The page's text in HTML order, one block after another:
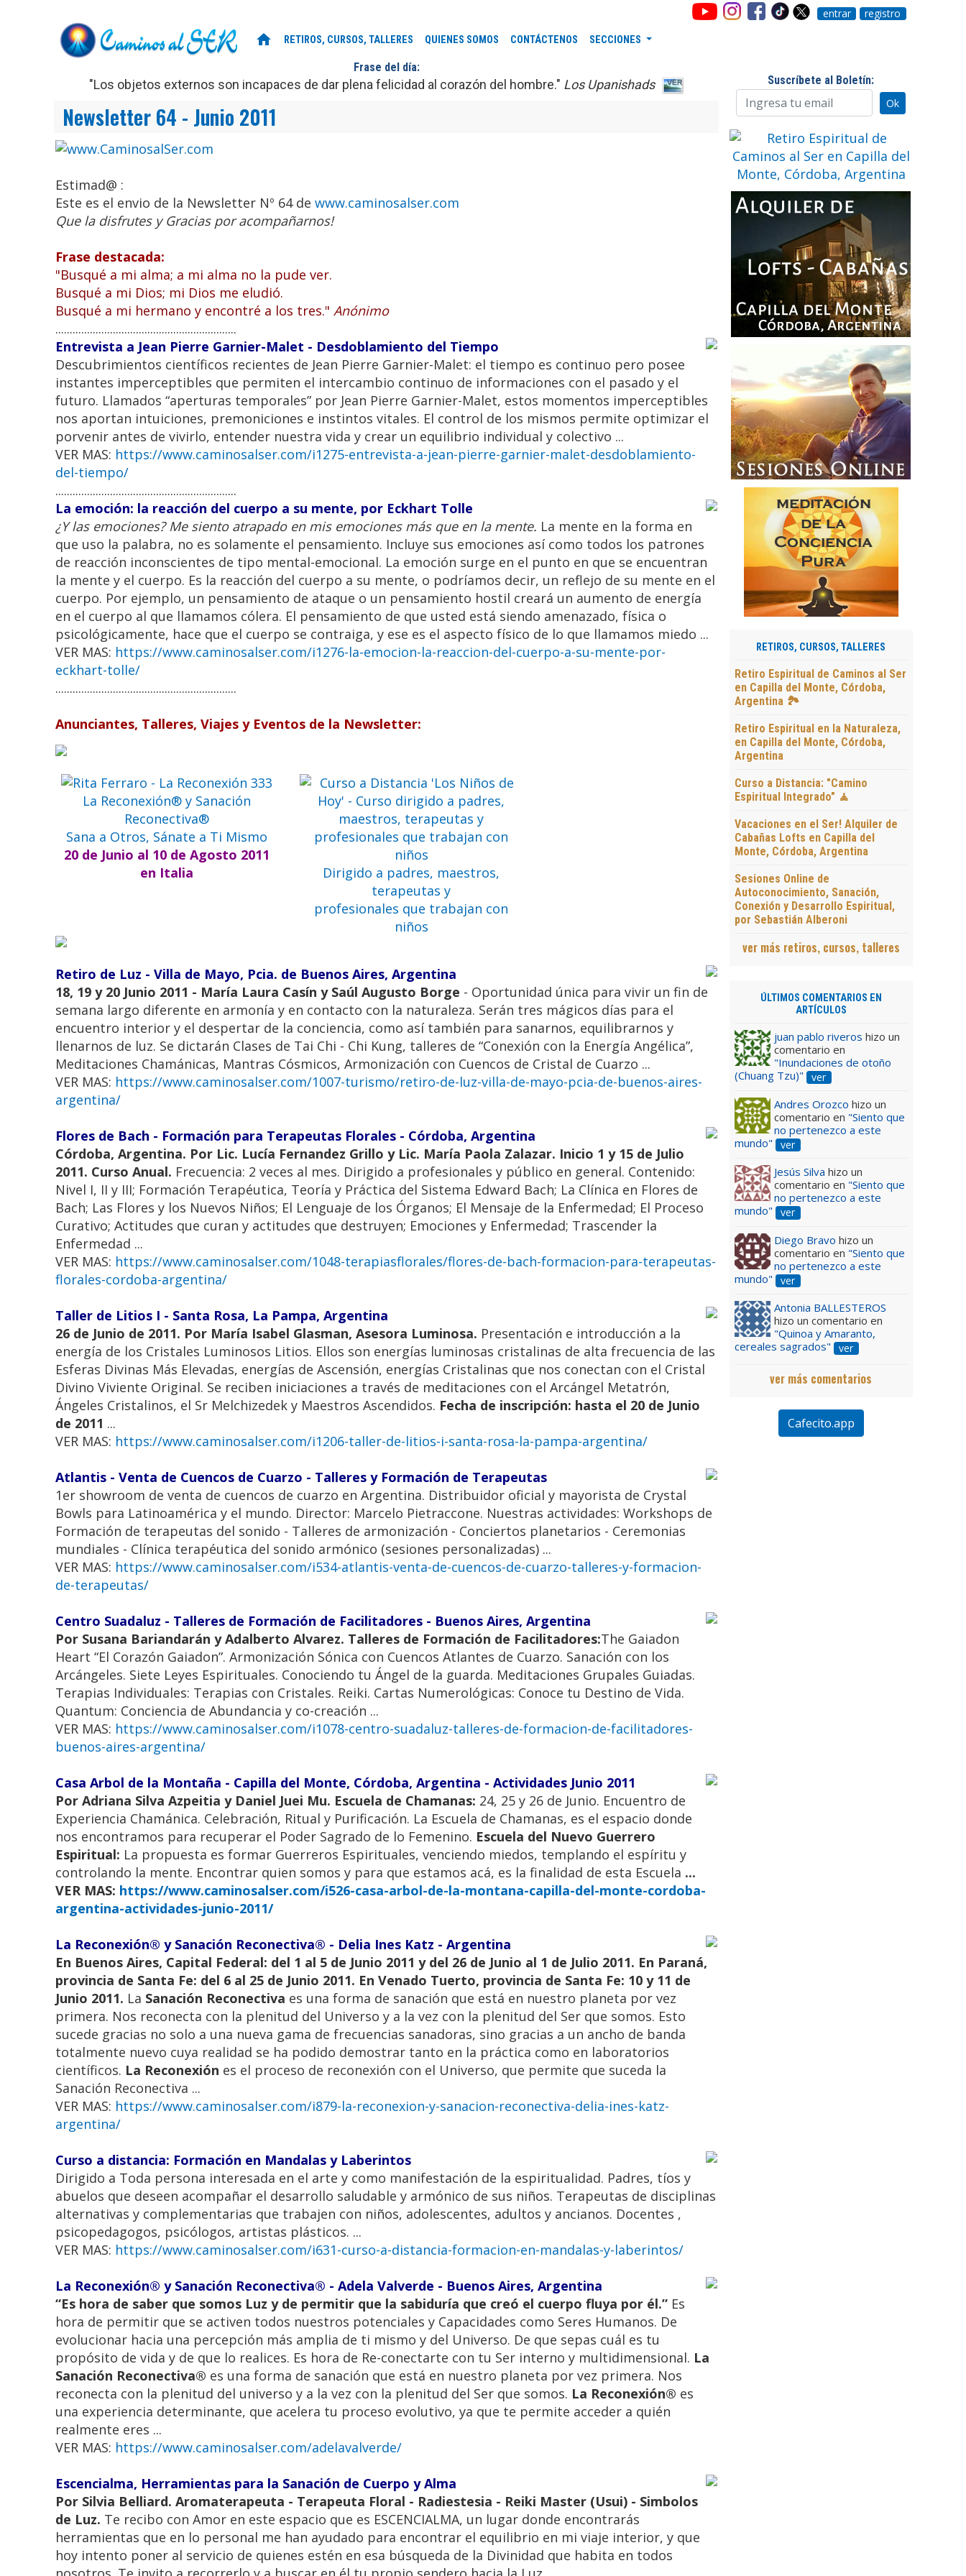
entrar registro
home RETIROS, CURSOS, TALLERES QUIENES SOMOS CONTÁCTENOS SECCIONES
Frase del día:
"Los objetos externos son incapaces de dar plena felicidad al corazón del hombre." Los Upanishads
Newsletter 64 - Junio 2011
Estimad@ :
Este es el envio de la Newsletter Nº 64 dewww.caminosalser.com
Que la disfrutes y Gracias por acompañarnos!
Frase destacada:
"Busqué a mi alma; a mi alma no la pude ver.
Busqué a mi Dios; mi Dios me eludió.
Busqué a mi hermano y encontré a los tres."Anónimo
...............................................................
Entrevista a Jean Pierre Garnier-Malet - Desdoblamiento del Tiempo
Descubrimientos científicos recientes de Jean Pierre Garnier-Malet: el tiempo es continuo pero posee
instantes imperceptibles que permiten el intercambio continuo de informaciones con el pasado y el
futuro. Llamados “aperturas temporales” por Jean Pierre Garnier-Malet, estos momentos imperceptibles
nos aportan intuiciones, premoniciones e instintos vitales. El control de los mismos permite optimizar el
porvenir antes de vivirlo, entender nuestra vida y crear un equilibrio individual y colectivo ...
VER MAS: https://www.caminosalser.com/i1275-entrevista-a-jean-pierre-garnier-malet-desdoblamiento-
del-tiempo/
...............................................................
La emoción: la reacción del cuerpo a su mente, por Eckhart Tolle
¿Y las emociones? Me siento atrapado en mis emociones más que en la mente. La mente en la forma en
que uso la palabra, no es solamente el pensamiento. Incluye sus emociones así como todos los patrones
de reacción inconscientes de tipo mental-emocional. La emoción surge en el punto en que se encuentran
la mente y el cuerpo. Es la reacción del cuerpo a su mente, o podríamos decir, un reflejo de su mente en el
cuerpo. Por ejemplo, un pensamiento de ataque o un pensamiento hostil creará un aumento de energía
en el cuerpo al que llamamos cólera. El pensamiento de que usted está siendo amenazado, física o
psicológicamente, hace que el cuerpo se contraiga, y ese es el aspecto físico de lo que llamamos miedo ...
VER MAS: https://www.caminosalser.com/i1276-la-emocion-la-reaccion-del-cuerpo-a-su-mente-por-
eckhart-tolle/
...............................................................
Anunciantes, Talleres, Viajes y Eventos de la Newsletter:
La Reconexión® y Sanación
Reconectiva®
Sana a Otros, Sánate a Ti Mismo
20 de Junio al 10 de Agosto 2011
en Italia
Dirigido a padres, maestros,
terapeutas y
profesionales que trabajan con
niños
Retiro de Luz - Villa de Mayo, Pcia. de Buenos Aires, Argentina
18, 19 y 20 Junio 2011 - María Laura Casín y Saúl Augusto Borge - Oportunidad única para vivir un fin de
semana largo diferente en armonía y en contacto con la naturaleza. Serán tres mágicos días para el
encuentro interior y el despertar de la conciencia, como así también para sanarnos, equilibrarnos y
llenarnos de luz. Se dictarán Clases de Tai Chi - Chi Kung, talleres de “Conexión con la Energía Angélica”,
Meditaciones Chamánicas, Mantras Cósmicos, Armonización con Cuencos de Cristal de Cuarzo ...
VER MAS: https://www.caminosalser.com/1007-turismo/retiro-de-luz-villa-de-mayo-pcia-de-buenos-aires-
argentina/
Flores de Bach - Formación para Terapeutas Florales - Córdoba, Argentina
Córdoba, Argentina. Por Lic. Lucía Fernandez Grillo y Lic. María Paola Zalazar. Inicio 1 y 15 de Julio
2011. Curso Anual. Frecuencia: 2 veces al mes. Dirigido a profesionales y público en general. Contenido:
Nivel I, II y III; Formación Terapéutica, Teoría y Práctica del Sistema Edward Bach; La Clínica en Flores de
Bach; Las Flores y los Nuevos Niños; El Lenguaje de los Órganos; El Mensaje de la Enfermedad; El Proceso
Curativo; Actitudes que curan y actitudes que destruyen; Emociones y Enfermedad; Trascender la
Enfermedad ...
VER MAS: https://www.caminosalser.com/1048-terapiasflorales/flores-de-bach-formacion-para-terapeutas-
florales-cordoba-argentina/
Taller de Litios I - Santa Rosa, La Pampa, Argentina
26 de Junio de 2011. Por María Isabel Glasman, Asesora Luminosa. Presentación e introducción a la
energía de los Cristales Luminosos Litios. Ellos son energías luminosas cristalinas de alta frecuencia de las
Esferas Divinas Más Elevadas, energías de Ascensión, energías Cristalinas que nos conectan con el Cristal
Divino Viviente Original. Se reciben iniciaciones a través de meditaciones con el Arcángel Metatrón,
Ángeles Cristalinos, el Sr Melchizedek y Maestros Ascendidos. Fecha de inscripción: hasta el 20 de Junio
de 2011 ...
VER MAS: https://www.caminosalser.com/i1206-taller-de-litios-i-santa-rosa-la-pampa-argentina/
Atlantis - Venta de Cuencos de Cuarzo - Talleres y Formación de Terapeutas
1er showroom de venta de cuencos de cuarzo en Argentina. Distribuidor oficial y mayorista de Crystal
Bowls para Latinoamérica y el mundo. Director: Marcelo Pietraccone. Nuestras actividades: Workshops de
Formación de terapeutas del sonido - Talleres de armonización - Conciertos planetarios - Ceremonias
mundiales - Clínica terapéutica del sonido armónico (sesiones personalizadas) ...
VER MAS: https://www.caminosalser.com/i534-atlantis-venta-de-cuencos-de-cuarzo-talleres-y-formacion-
de-terapeutas/
Centro Suadaluz - Talleres de Formación de Facilitadores - Buenos Aires, Argentina
Por Susana Bariandarán y Adalberto Alvarez. Talleres de Formación de Facilitadores:The Gaiadon
Heart “El Corazón Gaiadon”. Armonización Sónica con Cuencos Atlantes de Cuarzo. Sanación con los
Arcángeles. Siete Leyes Espirituales. Conociendo tu Ángel de la guarda. Meditaciones Grupales Guiadas.
Terapias Individuales: Terapias con Cristales. Reiki. Cartas Numerológicas: Conoce tu Destino de Vida.
Quantum: Conciencia de Abundancia y co-creación ...
VER MAS: https://www.caminosalser.com/i1078-centro-suadaluz-talleres-de-formacion-de-facilitadores-
buenos-aires-argentina/
Casa Arbol de la Montaña - Capilla del Monte, Córdoba, Argentina - Actividades Junio 2011
Por Adriana Silva Azpeitia y Daniel Juei Mu. Escuela de Chamanas: 24, 25 y 26 de Junio. Encuentro de
Experiencia Chamánica. Celebración, Ritual y Purificación. La Escuela de Chamanas, es el espacio donde
nos encontramos para recuperar el Poder Sagrado de lo Femenino. Escuela del Nuevo Guerrero
Espiritual: La propuesta es formar Guerreros Espirituales, venciendo miedos, templando el espíritu y
controlando la mente. Encontrar quien somos y para que estamos acá, es la finalidad de esta Escuela ...
VER MAS: https://www.caminosalser.com/i526-casa-arbol-de-la-montana-capilla-del-monte-cordoba-
argentina-actividades-junio-2011/
La Reconexión® y Sanación Reconectiva® - Delia Ines Katz - Argentina
En Buenos Aires, Capital Federal: del 1 al 5 de Junio 2011 y del 26 de Junio al 1 de Julio 2011. En Paraná,
provincia de Santa Fe: del 6 al 25 de Junio 2011. En Venado Tuerto, provincia de Santa Fe: 10 y 11 de
Junio 2011. La Sanación Reconectiva es una forma de sanación que está en nuestro planeta por vez
primera. Nos reconecta con la plenitud del Universo y a la vez con la plenitud del Ser que somos. Esto
sucede gracias no solo a una nueva gama de frecuencias sanadoras, sino gracias a un ancho de banda
totalmente nuevo cuya realidad se ha podido demostrar tanto en la práctica como en laboratorios
científicos. La Reconexión es el proceso de reconexión con el Universo, que permite que suceda la
Sanación Reconectiva ...
VER MAS: https://www.caminosalser.com/i879-la-reconexion-y-sanacion-reconectiva-delia-ines-katz-
argentina/
Curso a distancia: Formación en Mandalas y Laberintos
Dirigido a Toda persona interesada en el arte y como manifestación de la espiritualidad. Padres, tíos y
abuelos que deseen acompañar el desarrollo saludable y armónico de sus niños. Terapeutas de disciplinas
alternativas y complementarias que trabajen con niños, adolescentes, adultos y ancianos. Docentes ,
psicopedagogos, psicólogos, artistas plásticos. ...
VER MAS: https://www.caminosalser.com/i631-curso-a-distancia-formacion-en-mandalas-y-laberintos/
La Reconexión® y Sanación Reconectiva® - Adela Valverde - Buenos Aires, Argentina
“Es hora de saber que somos Luz y de permitir que la sabiduría que creó el cuerpo fluya por él.” Es
hora de permitir que se activen todos nuestros potenciales y Capacidades como Seres Humanos. De
evolucionar hacia una percepción más amplia de ti mismo y del Universo. De que sepas cuál es tu
propósito de vida y de que lo realices. Es hora de Re-conectarte con tu Ser interno y multidimensional. La
Sanación Reconectiva® es una forma de sanación que está en nuestro planeta por vez primera. Nos
reconecta con la plenitud del universo y a la vez con la plenitud del Ser que somos. La Reconexión® es
una experiencia determinante, que acelera tu proceso evolutivo, ya que te permite acceder a quién
realmente eres ...
VER MAS: https://www.caminosalser.com/adelavalverde/
Escencialma, Herramientas para la Sanación de Cuerpo y Alma
Por Silvia Belliard. Aromaterapeuta - Terapeuta Floral - Radiestesia - Reiki Master (Usui) - Simbolos
de Luz. Te recibo con Amor en este espacio que es ESCENCIALMA, un lugar donde encontrarás
herramientas que en lo personal me han ayudado para encontrar el equilibrio en mi viaje interior, y que
hoy intento poner al servicio de quienes estén en esa búsqueda de la Divinidad que habita en todos
Suscríbete al Boletín:
RETIROS, CURSOS, TALLERES
Retiro Espiritual de Caminos al Ser
en Capilla del Monte, Córdoba,
Argentina 🏞️
Retiro Espiritual en la Naturaleza,
en Capilla del Monte, Córdoba,
Argentina
Curso a Distancia: "Camino
Espiritual Integrado" 🧘
Vacaciones en el Ser! Alquiler de
Cabañas Lofts en Capilla del
Monte, Córdoba, Argentina
Sesiones Online de
Autoconocimiento, Sanación,
Conexión y Desarrollo Espiritual,
por Sebastián Alberoni
ver más retiros, cursos, talleres
ÚLTIMOS COMENTARIOS EN
ARTÍCULOS
juan pablo riveros hizo un
comentario en
"Inundaciones de otoño
(Chuang Tzu)"
ver
Andres Orozco hizo un
comentario en "Siento que
no pertenezco a este
mundo"
ver
Jesús Silva hizo un
comentario en "Siento que
no pertenezco a este
mundo"
ver
Diego Bravo hizo un
comentario en "Siento que
no pertenezco a este
mundo"
ver
Antonia BALLESTEROS
hizo un comentario en
"Quinoa y Amaranto,
cereales sagrados"
ver
ver más comentarios
Cafecito.app